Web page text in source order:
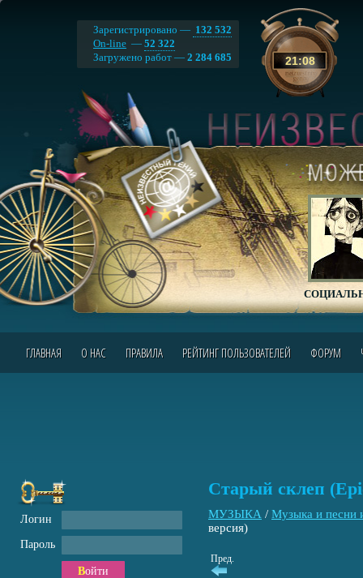
21:08
Зарегистрировано — 132 532
On-line — 52 322
Загружено работ — 2 284 685
ГЛАВНАЯ О НАС ПРАВИЛА РЕЙТИНГ ПОЛЬЗОВАТЕЛЕЙ ФОРУМ
Старый склеп
МУЗЫКА / Музыка и
версия)
Пред.
Логин
Пароль
Войти